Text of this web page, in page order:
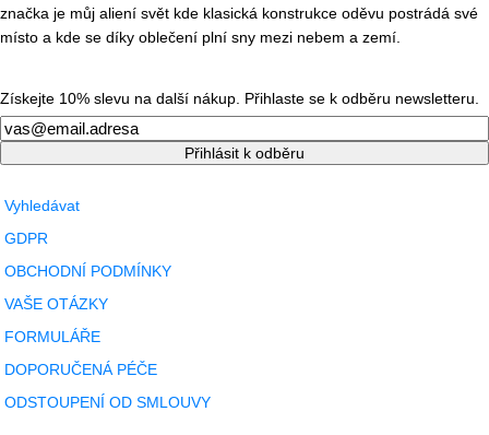
značka je můj aliení svět kde klasická konstrukce oděvu postrádá své
místo a kde se díky oblečení plní sny mezi nebem a zemí.
Získejte 10% slevu na další nákup. Přihlaste se k odběru newsletteru.
Newsletter
Přihlásit k odběru
Vyhledávat
GDPR
OBCHODNÍ PODMÍNKY
VAŠE OTÁZKY
FORMULÁŘE
DOPORUČENÁ PÉČE
ODSTOUPENÍ OD SMLOUVY